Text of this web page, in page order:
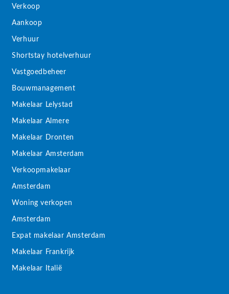
Verkoop
Aankoop
Verhuur
Shortstay hotelverhuur
Vastgoedbeheer
Bouwmanagement
Makelaar Lelystad
Makelaar Almere
Makelaar Dronten
Makelaar Amsterdam
Verkoopmakelaar
Amsterdam
Woning verkopen
Amsterdam
Expat makelaar Amsterdam
Makelaar Frankrijk
Makelaar Italië